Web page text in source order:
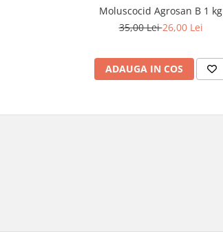
Moluscocid Agrosan B 1 kg
35,00 Lei26,00 Lei
ADAUGA IN COS